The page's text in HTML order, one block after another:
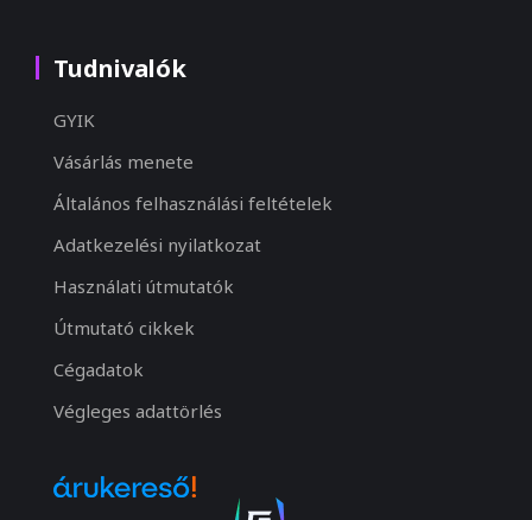
Tudnivalók
GYIK
Vásárlás menete
Általános felhasználási feltételek
Adatkezelési nyilatkozat
Használati útmutatók
Útmutató cikkek
Cégadatok
Végleges adattörlés